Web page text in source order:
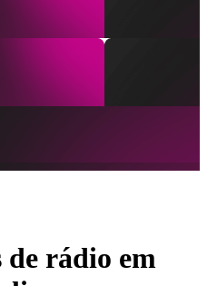
de rádio em